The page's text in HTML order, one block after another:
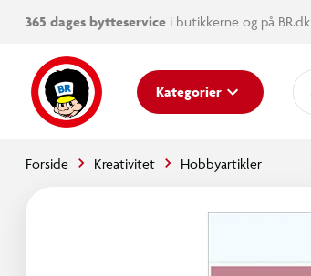
365 dages bytteservice i butikkerne og på BR.dk
Kategorier
Forside Kreativitet Hobbyartikler